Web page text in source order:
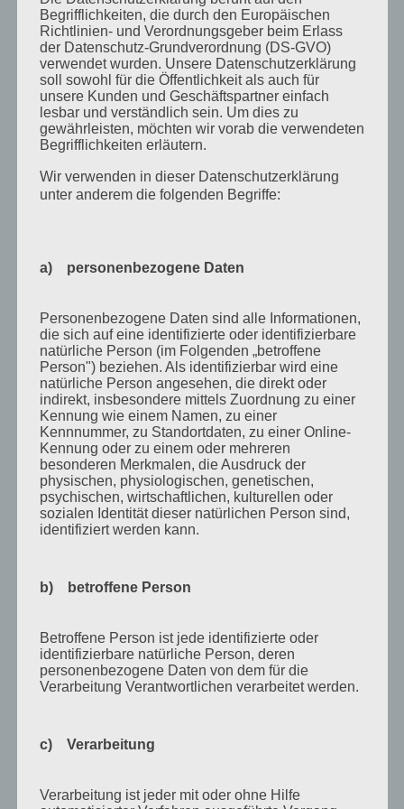
August 2013
Juli 2013
Juni 2013
Mai 2013
April 2013
März 2013
August 2012
April 2012
November 2011
Oktober 2011
September 2011
August 2011
Juli 2011
Juni 2011
Mai 2011
Januar 2011
Dezember 2010
November 2010
September 2010
Begrifflichkeiten, die durch den Europäischen
Richtlinien- und Verordnungsgeber beim Erlass
der Datenschutz-Grundverordnung (DS-GVO)
verwendet wurden. Unsere Datenschutzerklärung
soll sowohl für die Öffentlichkeit als auch für
unsere Kunden und Geschäftspartner einfach
lesbar und verständlich sein. Um dies zu
gewährleisten, möchten wir vorab die verwendeten
Begrifflichkeiten erläutern.
Wir verwenden in dieser Datenschutzerklärung
unter anderem die folgenden Begriffe:
a) personenbezogene Daten
Personenbezogene Daten sind alle Informationen,
die sich auf eine identifizierte oder identifizierbare
natürliche Person (im Folgenden „betroffene
Person") beziehen. Als identifizierbar wird eine
natürliche Person angesehen, die direkt oder
indirekt, insbesondere mittels Zuordnung zu einer
Kennung wie einem Namen, zu einer
Kennnummer, zu Standortdaten, zu einer Online-
Kennung oder zu einem oder mehreren
besonderen Merkmalen, die Ausdruck der
physischen, physiologischen, genetischen,
psychischen, wirtschaftlichen, kulturellen oder
sozialen Identität dieser natürlichen Person sind,
identifiziert werden kann.
b) betroffene Person
Betroffene Person ist jede identifizierte oder
identifizierbare natürliche Person, deren
personenbezogene Daten von dem für die
Verarbeitung Verantwortlichen verarbeitet werden.
c) Verarbeitung
Verarbeitung ist jeder mit oder ohne Hilfe